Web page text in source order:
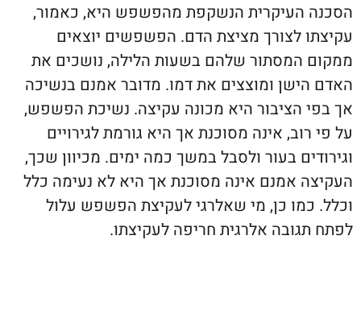
הנשקפת מהפשפש היא, כאמור,
לצורך מציצת הדם. הפשפשים יוצאים
שלהם בשעות הלילה, נושכים את
ומוצצים את דמו. מדובר אמנם בנשיכה
הציבור היא מכונה עקיצה. נשיכת הפשפש,
אינה מסוכנת אך היא גורמת לגירויים
בעור ולסבל במשך כמה ימים. מכיוון שכך,
אמנם אינה מסוכנת אך היא לא נעימה כלל
כן, מי שאלרגי לעקיצת הפשפש עלול
אלרגית חריפה לעקיצתו.